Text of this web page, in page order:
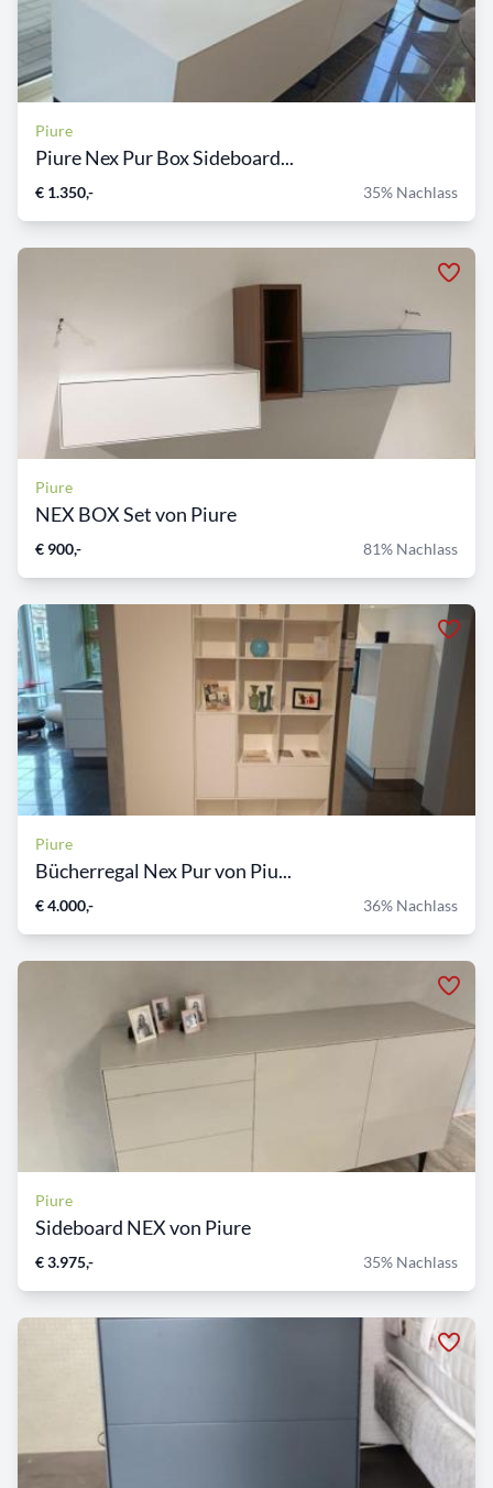
Piure
Piure Nex Pur Box Sideboard...
€ 1.350,- 35% Nachlass
Piure
NEX BOX Set von Piure
€ 900,- 81% Nachlass
Piure
Bücherregal Nex Pur von Piu...
€ 4.000,- 36% Nachlass
Piure
Sideboard NEX von Piure
€ 3.975,- 35% Nachlass